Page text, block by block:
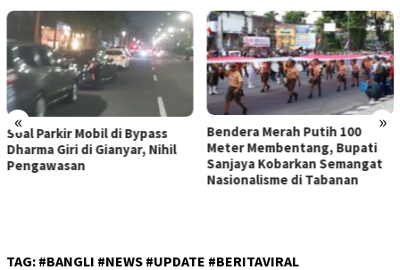
« »
Bendera Merah Putih 100
Meter Membentang, Bupati
Sanjaya Kobarkan Semangat
Sidak Bea Cukai Ngurah Rai,
Komisi I DPRD Bali Tegaskan
Tak Ada Indikasi
Penyalahgunaan Barang
TAG: #BANGLI #NEWS #UPDATE #BERITAVIRAL